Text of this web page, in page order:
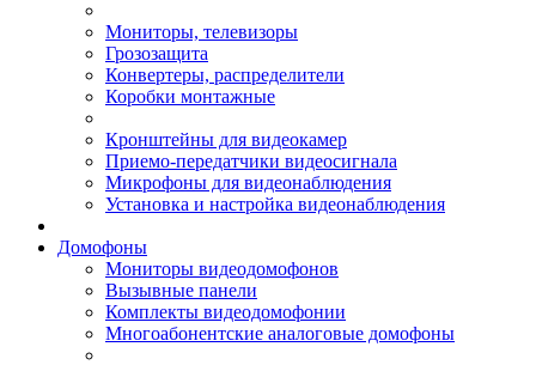
Мониторы, телевизоры
Грозозащита
Конвертеры, распределители
Коробки монтажные
Кронштейны для видеокамер
Приемо-передатчики видеосигнала
Микрофоны для видеонаблюдения
Установка и настройка видеонаблюдения
Домофоны
Мониторы видеодомофонов
Вызывные панели
Комплекты видеодомофонии
Многоабонентские аналоговые домофоны